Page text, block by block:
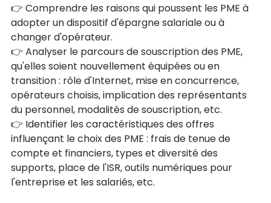
👉 Comprendre les raisons qui poussent les PME à
adopter un dispositif d'épargne salariale ou à
changer d'opérateur.
👉 Analyser le parcours de souscription des PME,
qu'elles soient nouvellement équipées ou en
transition : rôle d'Internet, mise en concurrence,
opérateurs choisis, implication des représentants
du personnel, modalités de souscription, etc.
👉 Identifier les caractéristiques des offres
influençant le choix des PME : frais de tenue de
compte et financiers, types et diversité des
supports, place de l'ISR, outils numériques pour
l'entreprise et les salariés, etc.